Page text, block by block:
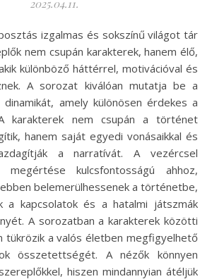
2025.04.11.
nem csupán karakterek, hanem élő,
különböző háttérrel, motivációval és
A sorozat kiválóan mutatja be a
amely különösen érdekes a
karakterek nem csupán a történet
hanem saját egyedi vonásaikkal és
a narratívát. A vezércsel
megértése kulcsfontosságú ahhoz,
belemerülhessenek a történetbe,
a kapcsolatok és a hatalmi játszmák
A sorozatban a karakterek közötti
tükrözik a valós életben megfigyelhető
összetettségét. A nézők könnyen
hiszen mindannyian átéljük